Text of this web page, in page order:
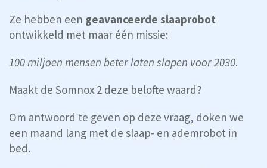
Ze hebben een geavanceerde slaaprobot
ontwikkeld met maar één missie:
100 miljoen mensen beter laten slapen voor 2030.
Maakt de Somnox 2 deze belofte waard?
Om antwoord te geven op deze vraag, doken we
een maand lang met de slaap- en ademrobot in
bed.